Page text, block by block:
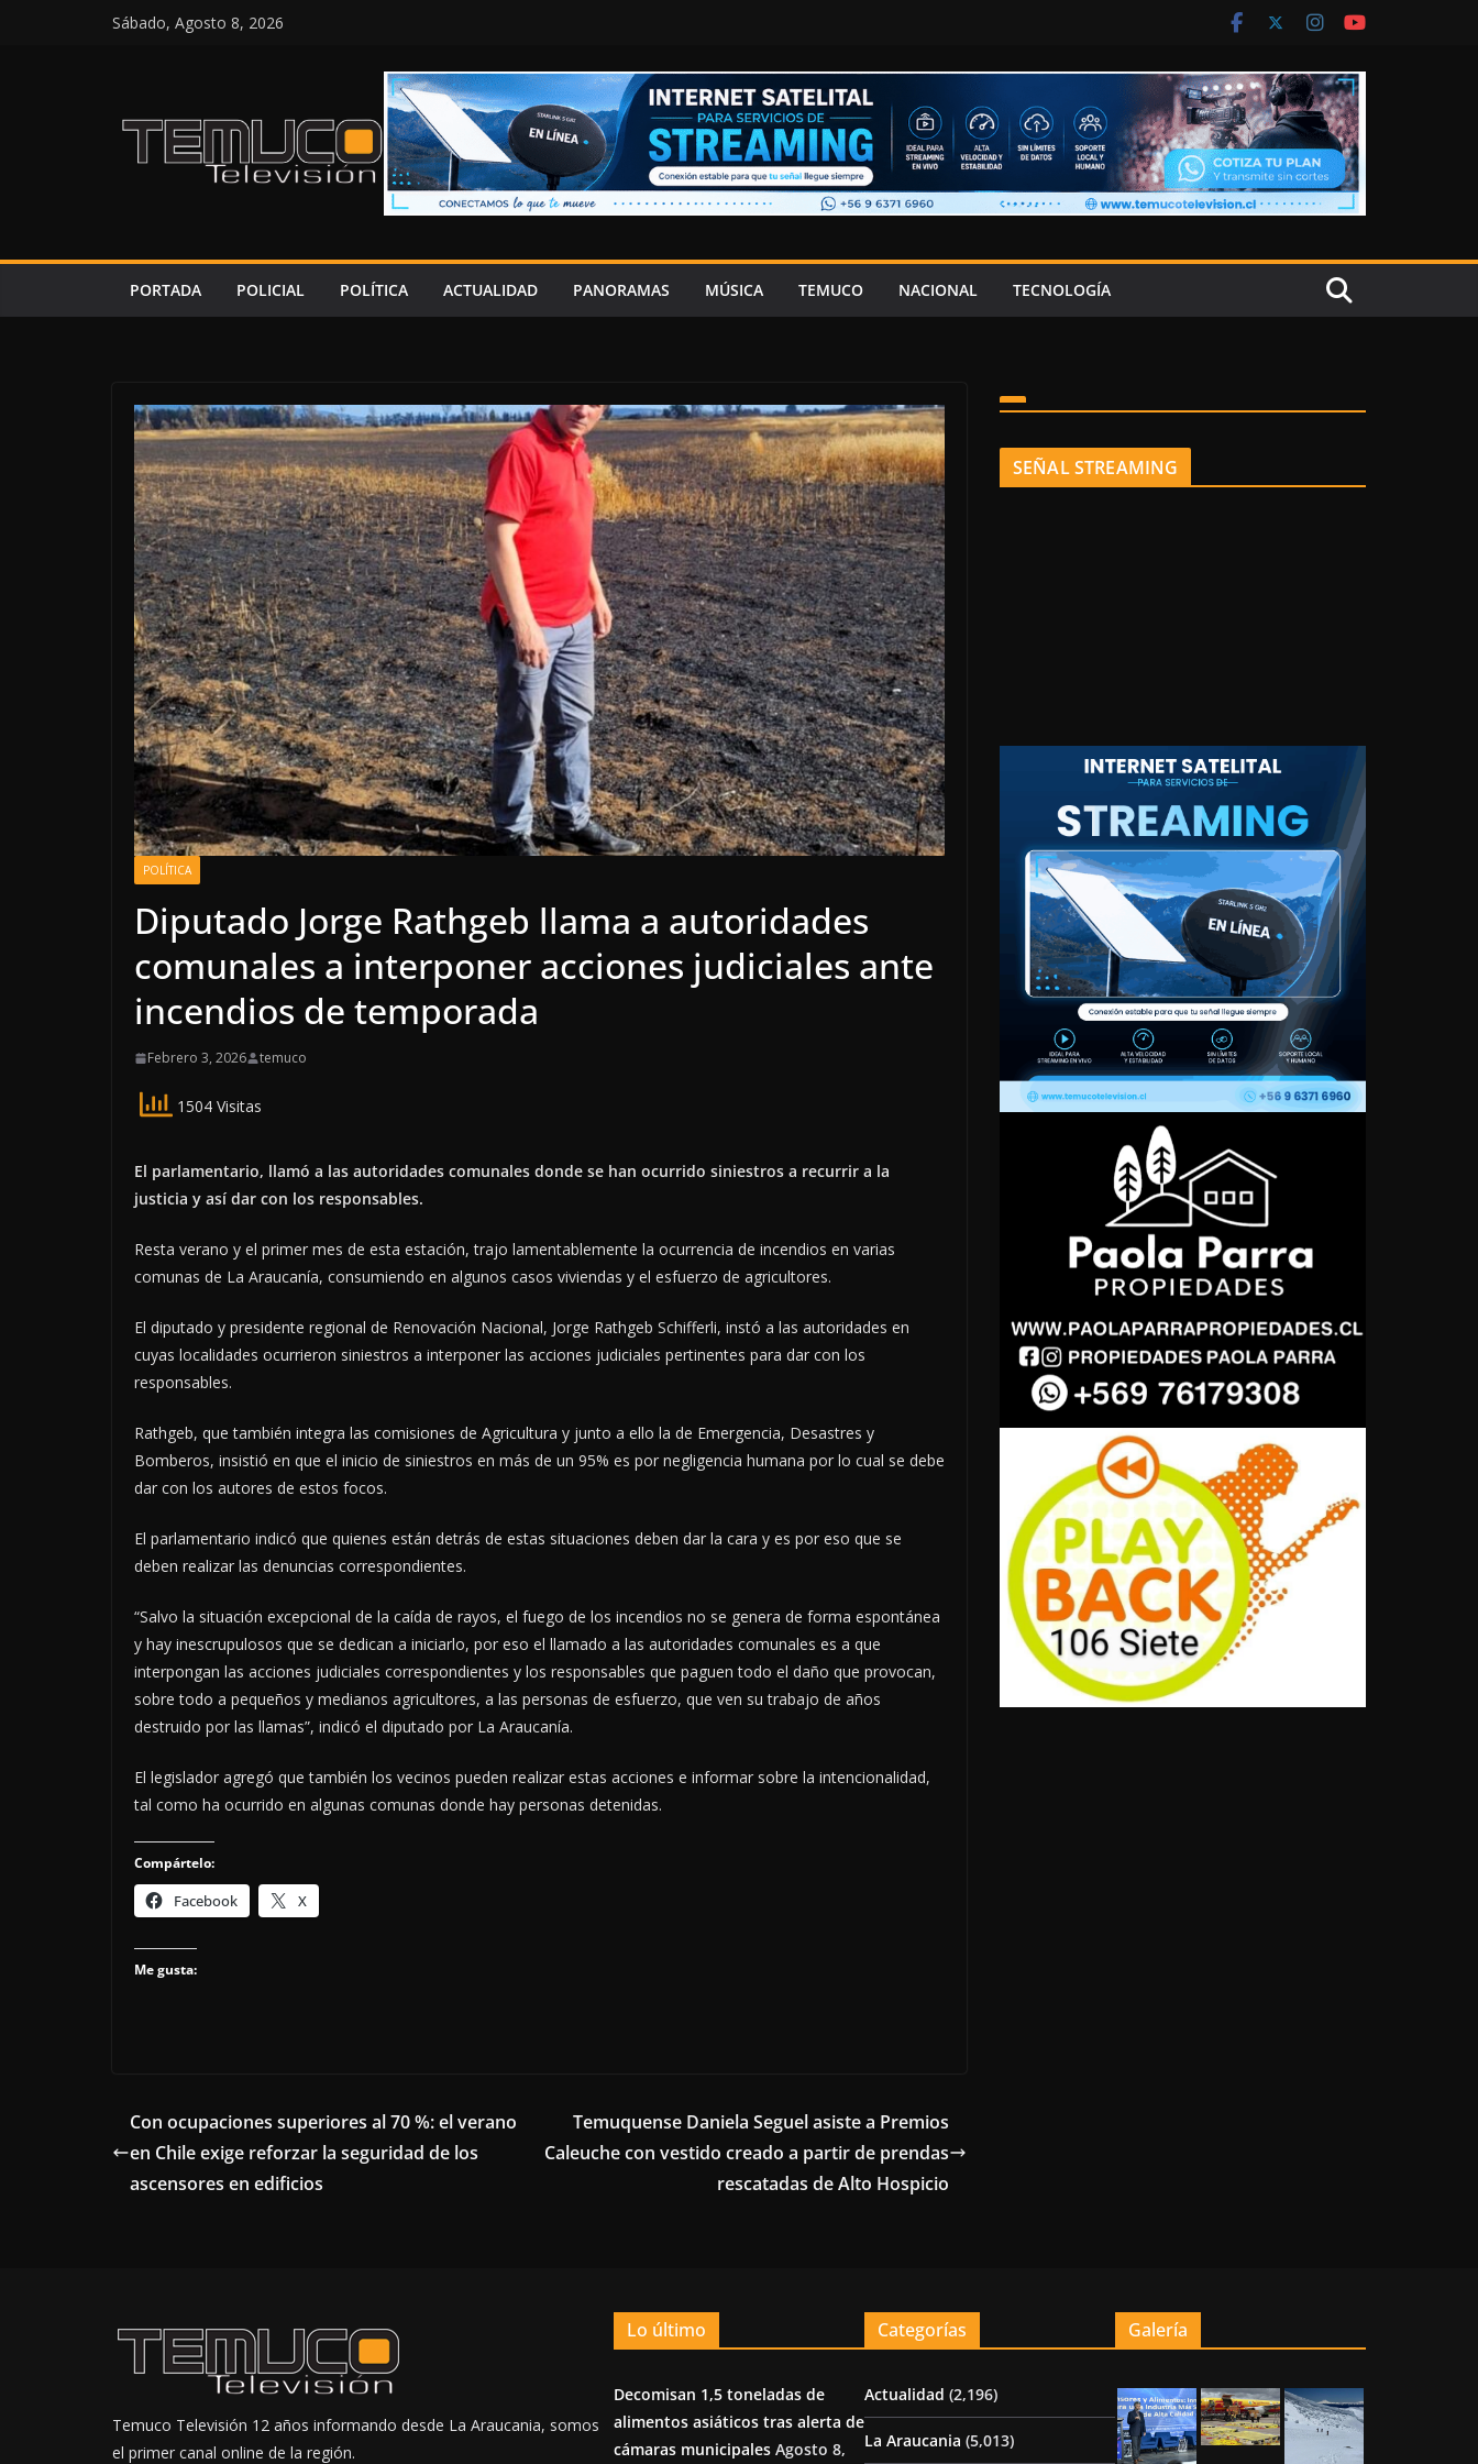
Sábado, Agosto 8, 2026
PORTADA POLICIAL POLÍTICA ACTUALIDAD PANORAMAS MÚSICA TEMUCO NACIONAL TECNOLOGÍA
POLÍTICA
Diputado Jorge Rathgeb llama a autoridades
comunales a interponer acciones judiciales ante
incendios de temporada
Febrero 3, 2026 temuco
1504 Visitas
El parlamentario, llamó a las autoridades comunales donde se han ocurrido siniestros a recurrir a la
justicia y así dar con los responsables.
Resta verano y el primer mes de esta estación, trajo lamentablemente la ocurrencia de incendios en varias
comunas de La Araucanía, consumiendo en algunos casos viviendas y el esfuerzo de agricultores.
El diputado y presidente regional de Renovación Nacional, Jorge Rathgeb Schifferli, instó a las autoridades en
cuyas localidades ocurrieron siniestros a interponer las acciones judiciales pertinentes para dar con los
responsables.
Rathgeb, que también integra las comisiones de Agricultura y junto a ello la de Emergencia, Desastres y
Bomberos, insistió en que el inicio de siniestros en más de un 95% es por negligencia humana por lo cual se debe
dar con los autores de estos focos.
El parlamentario indicó que quienes están detrás de estas situaciones deben dar la cara y es por eso que se
deben realizar las denuncias correspondientes.
“Salvo la situación excepcional de la caída de rayos, el fuego de los incendios no se genera de forma espontánea
y hay inescrupulosos que se dedican a iniciarlo, por eso el llamado a las autoridades comunales es a que
interpongan las acciones judiciales correspondientes y los responsables que paguen todo el daño que provocan,
sobre todo a pequeños y medianos agricultores, a las personas de esfuerzo, que ven su trabajo de años
destruido por las llamas”, indicó el diputado por La Araucanía.
El legislador agregó que también los vecinos pueden realizar estas acciones e informar sobre la intencionalidad,
tal como ha ocurrido en algunas comunas donde hay personas detenidas.
Compártelo:
Facebook X
Me gusta:
Con ocupaciones superiores al 70 %: el verano
en Chile exige reforzar la seguridad de los
ascensores en edificios
Temuquense Daniela Seguel asiste a Premios
Caleuche con vestido creado a partir de prendas
rescatadas de Alto Hospicio
SEÑAL STREAMING
Temuco Televisión 12 años informando desde La Araucania, somos
el primer canal online de la región.
Lo último
Decomisan 1,5 toneladas de
alimentos asiáticos tras alerta de
cámaras municipales Agosto 8,
Categorías
Actualidad (2,196)
La Araucania (5,013)
Galería